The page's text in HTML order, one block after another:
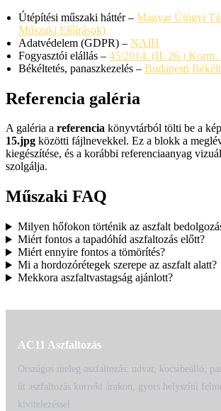
Útépítési műszaki háttér – Magyar Útügyi
Műszaki Előírások)
Adatvédelem (GDPR) – NAIH
Fogyasztói elállás – 45/2014. (II. 26.) Korm.
Békéltetés, panaszkezelés – Budapesti
Referencia galéria
A galéria a referencia könyvtárból tölti be a
15.jpg közötti fájlnevekkel. Ez a blokk a
kiegészítése, és a korábbi referenciaanyag
szolgálja.
Műszaki FAQ
Milyen hőfokon történik az aszfalt
Miért fontos a tapadóhíd aszfaltozás előtt?
Miért ennyire fontos a tömörítés?
Mi a hordozórétegek szerepe az aszfalt alatt?
Mekkora aszfaltvastagság ajánlott?
AC11 Aszfaltozás
Országos meleg aszfaltozás: udvar, kocsibeálló,
út aszfaltozás korrekt árakon, gyors helyszíni
kivitelezéssel.